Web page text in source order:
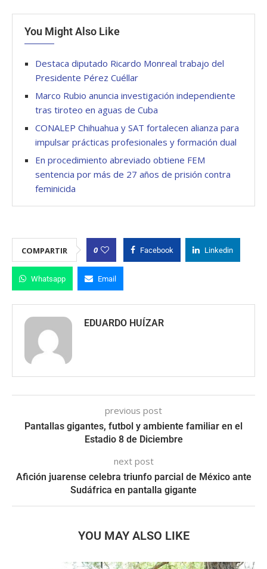
You Might Also Like
Destaca diputado Ricardo Monreal trabajo del
Presidente Pérez Cuéllar
Marco Rubio anuncia investigación independiente
tras tiroteo en aguas de Cuba
CONALEP Chihuahua y SAT fortalecen alianza para
impulsar prácticas profesionales y formación dual
En procedimiento abreviado obtiene FEM
sentencia por más de 27 años de prisión contra
feminicida
COMPARTIR 0 Facebook Linkedin
Whatsapp Email
EDUARDO HUÍZAR
previous post
Pantallas gigantes, futbol y ambiente familiar en el
Estadio 8 de Diciembre
next post
Afición juarense celebra triunfo parcial de México ante
Sudáfrica en pantalla gigante
YOU MAY ALSO LIKE